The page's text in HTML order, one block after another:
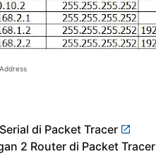
di Packet Tracer
2 Router di Packet Tracer